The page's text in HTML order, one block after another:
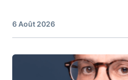
6 Août 2026
Image